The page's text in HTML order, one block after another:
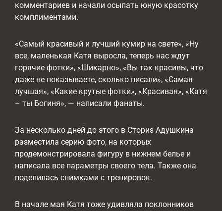
комментариев и начали осыпать юную красотку
комплиментами.
«Самый красивый и лучший кумир на свете», «Ну
все, маленькая Катя выросла, теперь нас ждут
горячие фотки», «Шикарно», «Вы так красивы, что
даже не показываете, сколько писали», «Самая
лучшая», «Какие крутые фотки», «Красивая», «Катя
– ты Богиня», — написали фанаты.
За несколько дней до этого в Сториз Адушкина
разместила серию фото, на которых
продемонстрировала фигуру в нижнем белье и
написала все параметры своего тела. Также она
поделилась снимками с тренировок.
В начале мая Катя тоже удивляла поклонников